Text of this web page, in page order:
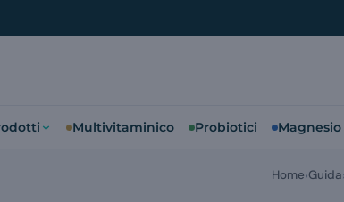
Multivitaminico Probiotici
Home Guida